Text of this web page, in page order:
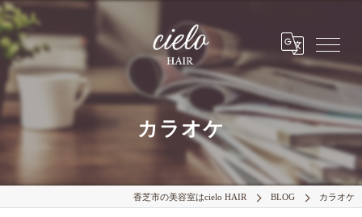
カラオケ
香芝市の美容室はcielo HAIR BLOG カラオケ